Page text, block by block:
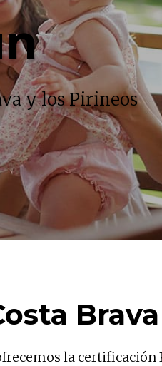
y los Pirineos
Brava
la certificación